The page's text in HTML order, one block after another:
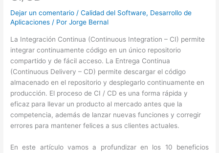
Dejar un comentario /Calidad del Software, Desarrollo de
Aplicaciones / PorJorge Bernal
La Integración Continua (Continuous Integration – CI) permite
integrar continuamente código en un único repositorio
compartido y de fácil acceso. La Entrega Continua
(Continuous Delivery – CD) permite descargar el código
almacenado en el repositorio y desplegarlo continuamente en
producción. El proceso de CI / CD es una forma rápida y
eficaz para llevar un producto al mercado antes que la
competencia, además de lanzar nuevas funciones y corregir
errores para mantener felices a sus clientes actuales.
En este artículo vamos a profundizar en los 10 beneficios